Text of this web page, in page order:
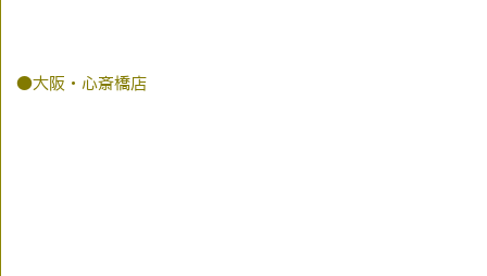
●大阪・心斎橋店